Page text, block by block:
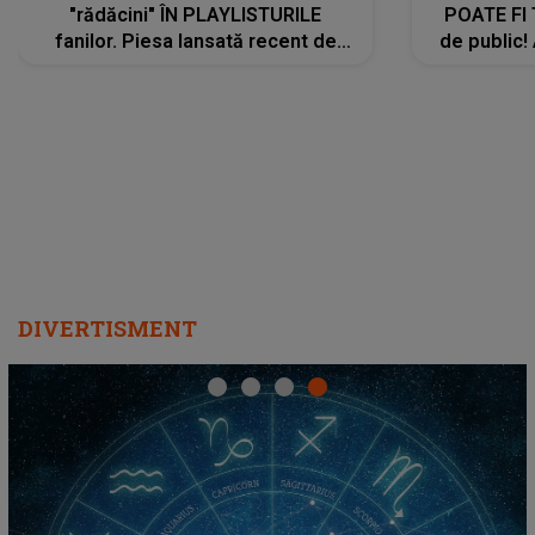
"rădăcini" ÎN PLAYLISTURILE
fanilor. Piesa lansată recent de
POATE FI
de public!
DIVERTISMENT